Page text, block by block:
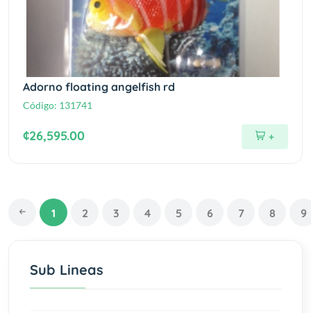
Adorno floating angelfish rd
Código: 131741
¢26,595.00 +
1 2 3 4 5 6 7 8 9
Sub Lineas